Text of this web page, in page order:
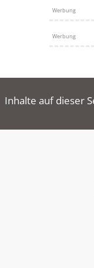
Werbung
Werbung
Inhalte auf dieser